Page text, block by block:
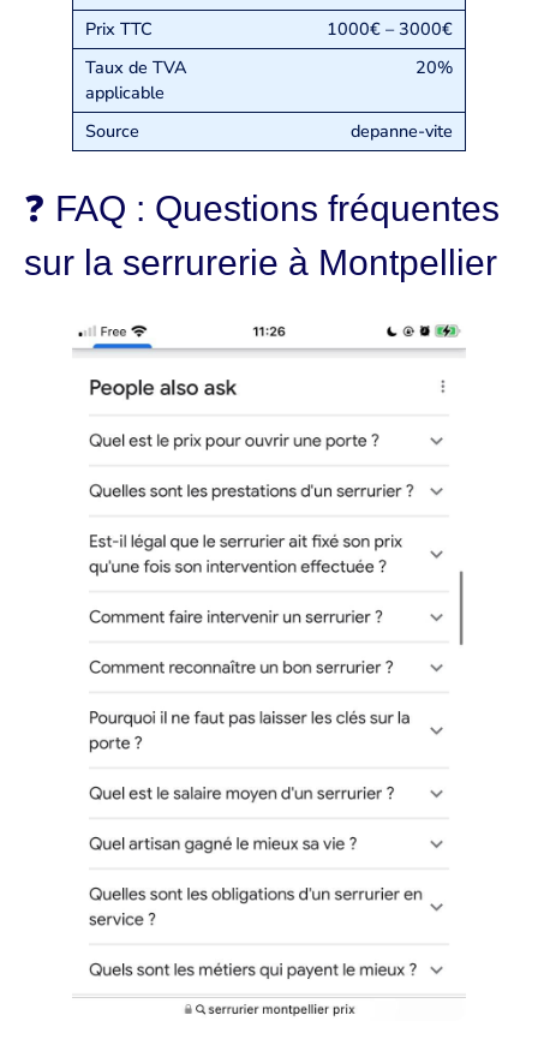
1000€ – 3000€
20%
depanne-vite
❓ FAQ : Questions fréquentes
sur la serrurerie à Montpellier